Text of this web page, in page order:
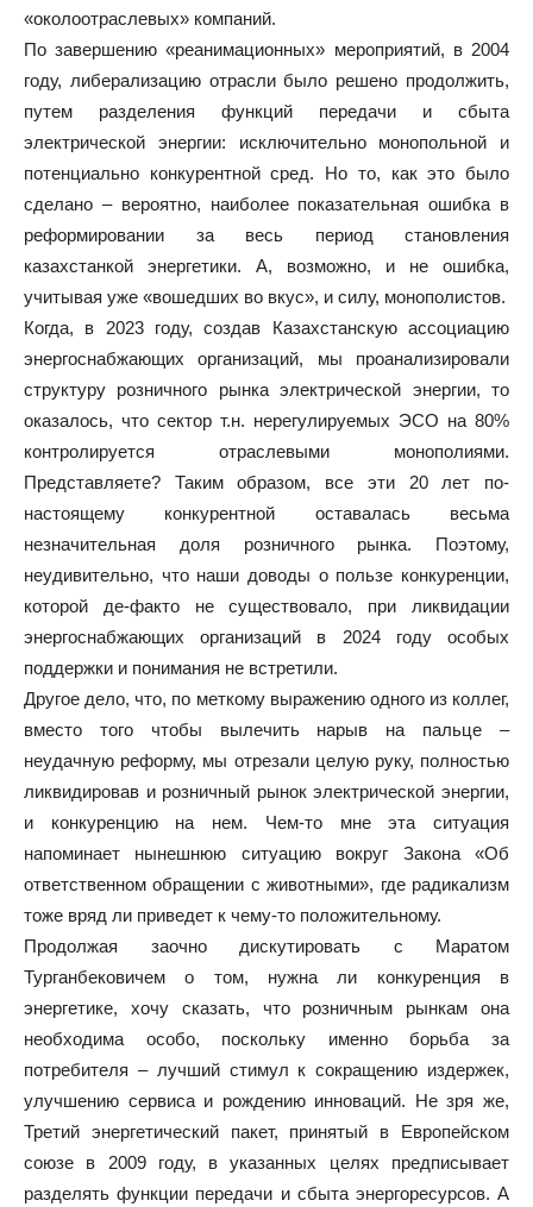
«околоотраслевых» компаний.
По завершению «реанимационных» мероприятий, в 2004
году, либерализацию отрасли было решено продолжить,
путем разделения функций передачи и сбыта
электрической энергии: исключительно монопольной и
потенциально конкурентной сред. Но то, как это было
сделано – вероятно, наиболее показательная ошибка в
реформировании за весь период становления
казахстанкой энергетики. А, возможно, и не ошибка,
учитывая уже «вошедших во вкус», и силу, монополистов.
Когда, в 2023 году, создав Казахстанскую ассоциацию
энергоснабжающих организаций, мы проанализировали
структуру розничного рынка электрической энергии, то
оказалось, что сектор т.н. нерегулируемых ЭСО на 80%
контролируется отраслевыми монополиями.
Представляете? Таким образом, все эти 20 лет по-
настоящему конкурентной оставалась весьма
незначительная доля розничного рынка. Поэтому,
неудивительно, что наши доводы о пользе конкуренции,
которой де-факто не существовало, при ликвидации
энергоснабжающих организаций в 2024 году особых
поддержки и понимания не встретили.
Другое дело, что, по меткому выражению одного из коллег,
вместо того чтобы вылечить нарыв на пальце –
неудачную реформу, мы отрезали целую руку, полностью
ликвидировав и розничный рынок электрической энергии,
и конкуренцию на нем. Чем-то мне эта ситуация
напоминает нынешнюю ситуацию вокруг Закона «Об
ответственном обращении с животными», где радикализм
тоже вряд ли приведет к чему-то положительному.
Продолжая заочно дискутировать с Маратом
Турганбековичем о том, нужна ли конкуренция в
энергетике, хочу сказать, что розничным рынкам она
необходима особо, поскольку именно борьба за
потребителя – лучший стимул к сокращению издержек,
улучшению сервиса и рождению инноваций. Не зря же,
Третий энергетический пакет, принятый в Европейском
союзе в 2009 году, в указанных целях предписывает
разделять функции передачи и сбыта энергоресурсов. А